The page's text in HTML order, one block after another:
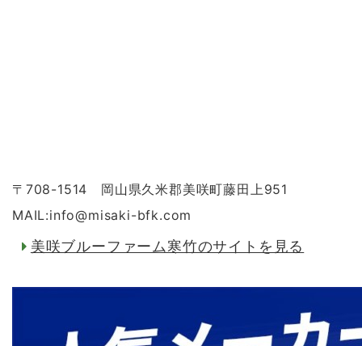
〒708-1514 岡山県久米郡美咲町藤田上951
MAIL:info@misaki-bfk.com
美咲ブルーファーム寒竹のサイトを見る